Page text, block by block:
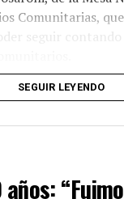
Comunitarias,
seguir contando
Pringles de
SEGUIR LEYENDO